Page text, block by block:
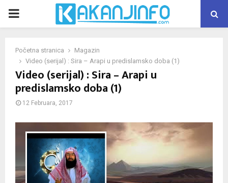
PRIMARY
Početna stranica
Magazin
Video (serijal) : Sira – Arapi u predislamsko doba (1)
Video (serijal) : Sira – Arapi u
predislamsko doba (1)
12 Februara, 2017